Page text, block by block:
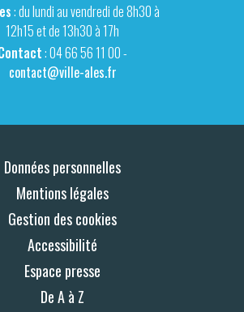
: du lundi au vendredi de 8h30 à
12h15 et de 13h30 à 17h
: 04 66 56 11 00 -
contact@ville-ales.fr
Données personnelles
Mentions légales
Gestion des cookies
Accessibilité
Espace presse
De A à Z